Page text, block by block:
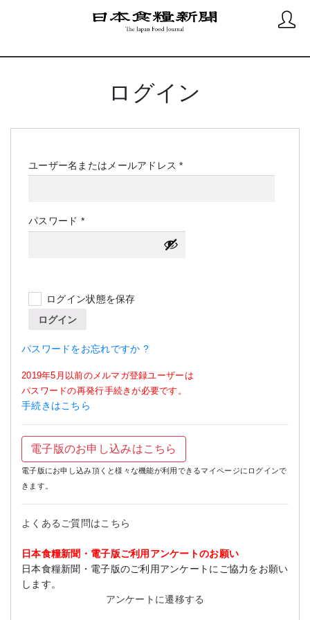
ログイン
ユーザー名またはメールアドレス*必
パスワード *必
須
ログイン状態を保存
ログイン
パスワードをお忘れですか ?
2019年5月以前のメルマガ登録ユーザーは
パスワードの再発行手続きが必要です。
手続きはこちら
電子版のお申し込みはこちら
電子版にお申し込み頂くと様々な機能が利用できるマイページにログインで
きます。
よくあるご質問はこちら
日本食糧新聞・電子版ご利用アンケートのお願い
日本食糧新聞・電子版のご利用アンケートにご協力をお願い
します。
アンケートに遷移する